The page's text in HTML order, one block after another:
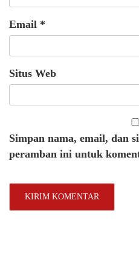
Email *
Situs Web
Simpan nama, email, dan
peramban ini untuk